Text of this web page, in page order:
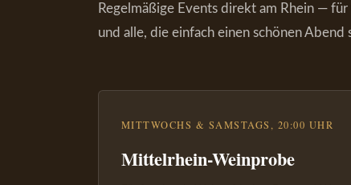
Regelmäßige Events direkt am Rhein —
und alle, die einfach einen schönen Abend
MITTWOCHS & SAMSTAGS, 20:00 UHR
Mittelrhein-Weinprobe